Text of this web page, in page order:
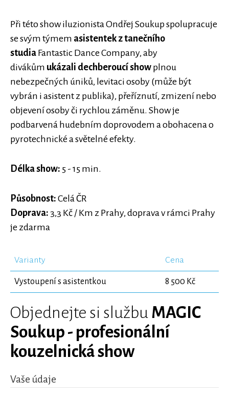
Při této show iluzionista Ondřej Soukup spolupracuje
se svým týmem asistentek z tanečního
studia Fantastic Dance Company, aby
divákům ukázali dechberoucí show plnou
nebezpečných úniků, levitaci osoby (může být
vybrán i asistent z publika), přeříznutí, zmizení nebo
objevení osoby či rychlou záměnu. Show je
podbarvená hudebním doprovodem a obohacena o
pyrotechnické a světelné efekty.
Délka show: 5 - 15 min.
Působnost: Celá ČR
Doprava: 3,3 Kč / Km z Prahy, doprava v rámci Prahy
je zdarma
Varianty Cena
Vystoupení s asistentkou 8 500 Kč
Objednejte si službu MAGIC
Soukup - profesionální
kouzelnická show
Vaše údaje